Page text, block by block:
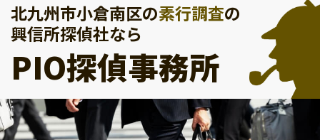
北九州市小倉南区の素行調査の
興信所探偵社なら
PIO探偵事務所